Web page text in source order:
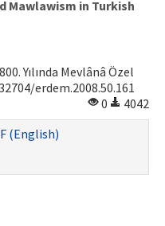
Mawlawism in Turkish
Yılında Mevlânâ Özel
erdem.2008.50.161
0
4042
(English)